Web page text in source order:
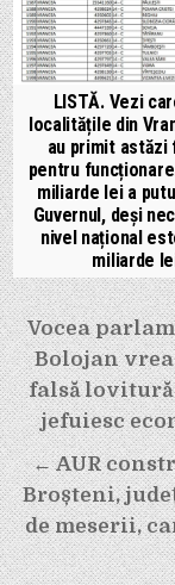
LISTĂ. Vezi
localitățile din
au primit astăzi
pentru
miliarde lei a
Guvernul, deși
nivel național
miliarde
Navigare
în
articole
Vocea
Bolojan vrea
falsă
jefuiesc
← AUR
Broșteni,
de meserii,